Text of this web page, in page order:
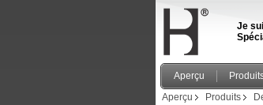
Je
Aperçu
Aperçu
Produits